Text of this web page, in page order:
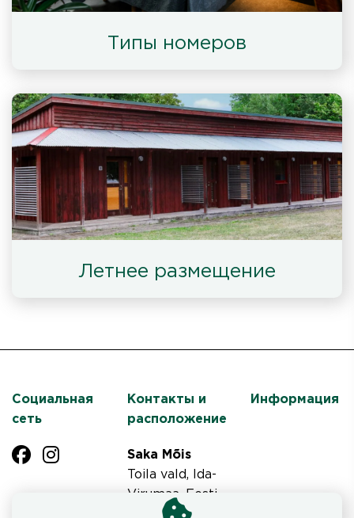
Типы номеров
Летнее размещение
Информация
Контакты и
расположение
Saka Mõis
Toila vald, Ida-
Virumaa, Eesti
Tel +372 3364
Социальная
сеть